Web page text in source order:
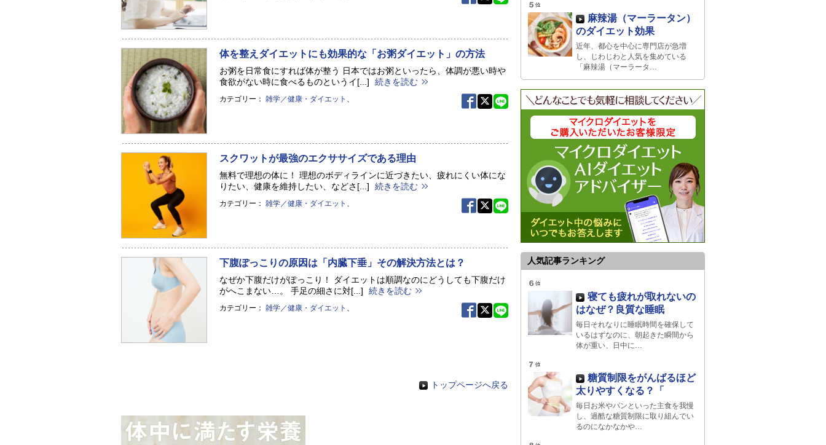
体を整えダイエットにも効果的な「お粥ダイエット」の方法
お粥を日常食にすれば体が整う 日本ではお粥といったら、体調が悪い時や
食欲がない時に食べるものというイ[...]
続きを読む
カテゴリー：雑学／健康・ダイエット 、
スクワットが最強のエクササイズである理由
無料で理想の体に！ 理想のボディラインに近づきたい、疲れにくい体にな
りたい、健康を維持したい、などさ[...]
続きを読む
カテゴリー：雑学／健康・ダイエット 、
下腹ぽっこりの原因は「内臓下垂」その解決方法とは？
なぜか下腹だけがぽっこり！ ダイエットは順調なのにどうしても下腹だけ
がへこまない…。 手足の細さに対[...]
続きを読む
カテゴリー：雑学／健康・ダイエット
トップページへ戻る
麻辣湯（マーラータン）
のダイエット効果
近年、都心を中心に専門店が急増
し、じわじわと人気を集めている
「麻辣湯（マーラータ…
人気記事ランキング
寝ても疲れが取れないの
はなぜ？良質な睡眠
毎日それなりに睡眠時間を確保して
いるはずなのに、朝起きた瞬間から
体が重い、日中に…
糖質制限をがんばるほど
太りやすくなる？「
毎日お米やパンといった主食を我慢
し、過酷な糖質制限に取り組んでい
るのになかなかや…